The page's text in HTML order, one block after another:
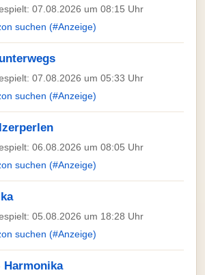
07.08.2026 um 08:15 Uhr
suchen (#Anzeige)
07.08.2026 um 05:33 Uhr
suchen (#Anzeige)
06.08.2026 um 08:05 Uhr
suchen (#Anzeige)
05.08.2026 um 18:28 Uhr
suchen (#Anzeige)
Harmonika